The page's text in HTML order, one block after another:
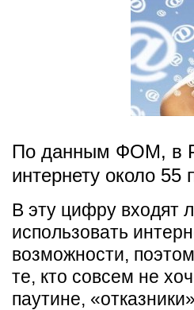
По данным ФОМ, в
интернету около 55
В эту цифру входят
использовать
возможности,
те, кто совсем не
паутине,